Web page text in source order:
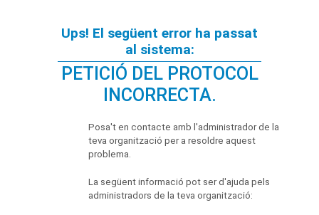
Ups! El següent error ha passat
al sistema:
PETICIÓ DEL PROTOCOL
INCORRECTA.
Posa't en contacte amb l'administrador de la
teva organització per a resoldre aquest
problema.
La següent informació pot ser d'ajuda pels
administradors de la teva organització: